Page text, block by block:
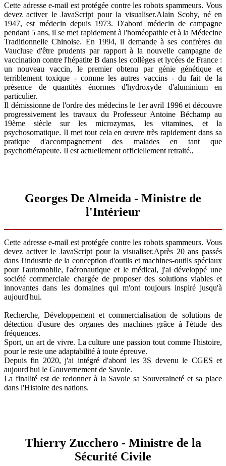
Cette adresse e-mail est protégée contre les robots spammeurs. Vous
devez activer le JavaScript pour la visualiser.Alain Scohy, né en
1947, est médecin depuis 1973. D'abord médecin de campagne
pendant 5 ans, il se met rapidement à l'homéopathie et à la Médecine
Traditionnelle Chinoise. En 1994, il demande à ses confrères du
Vaucluse d'être prudents par rapport à la nouvelle campagne de
vaccination contre l'hépatite B dans les collèges et lycées de France :
un nouveau vaccin, le premier obtenu par génie génétique et
terriblement toxique - comme les autres vaccins - du fait de la
présence de quantités énormes d'hydroxyde d'aluminium en
particulier.
Il démissionne de l'ordre des médecins le 1er avril 1996 et découvre
progressivement les travaux du Professeur Antoine Béchamp au
19ème siècle sur les microzymas, les vitamines, et la
psychosomatique. Il met tout cela en œuvre très rapidement dans sa
pratique d'accompagnement des malades en tant que
psychothérapeute. Il est actuellement officiellement retraité.,
Georges De Almeida - Ministre de
l'Intérieur
Cette adresse e-mail est protégée contre les robots spammeurs. Vous
devez activer le JavaScript pour la visualiser.Après 20 ans passés
dans l'industrie de la conception d'outils et machines-outils spéciaux
pour l'automobile, l'aéronautique et le médical, j'ai développé une
société commerciale chargée de proposer des solutions viables et
innovantes dans les domaines qui m'ont toujours inspiré jusqu'à
aujourd'hui.
Recherche, Développement et commercialisation de solutions de
détection d'usure des organes des machines grâce à l'étude des
fréquences.
Sport, un art de vivre. La culture une passion tout comme l'histoire,
pour le reste une adaptabilité à toute épreuve.
Depuis fin 2020, j'ai intégré d'abord les 3S devenu le CGES et
aujourd'hui le Gouvernement de Savoie.
La finalité est de redonner à la Savoie sa Souveraineté et sa place
dans l'Histoire des nations.
Thierry Zucchero - Ministre de la
Sécurité Civile